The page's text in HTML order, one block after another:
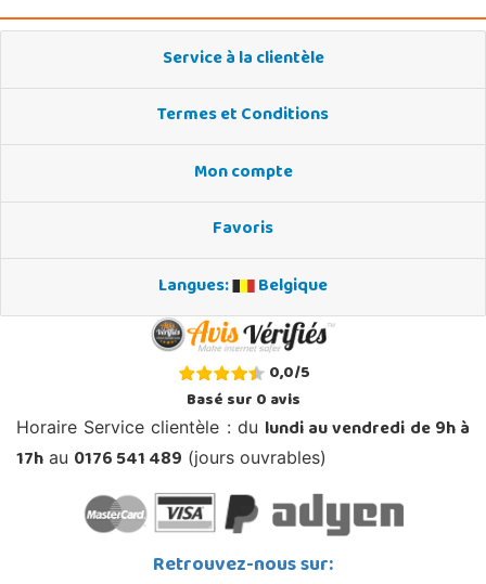
Service à la clientèle
Termes et Conditions
Mon compte
Favoris
Langues:
Belgique
0,0/5
Basé sur0avis
Horaire Service clientèle : du lundi au vendredi de 9h à
17h au 0176 541 489 (jours ouvrables)
Retrouvez-nous sur: